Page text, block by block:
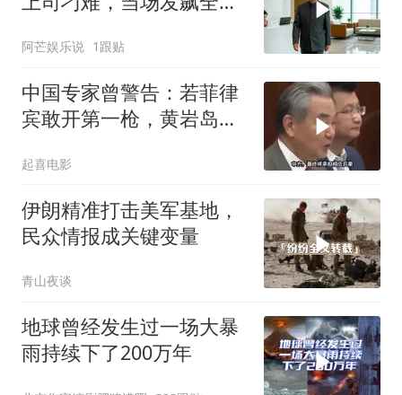
阿芒娱乐说 1跟贴
中国专家曾警告：若菲律
宾敢开第一枪，黄岩岛填
起喜电影
伊朗精准打击美军基地，
民众情报成关键变量
青山夜谈
地球曾经发生过一场大暴
雨持续下了200万年